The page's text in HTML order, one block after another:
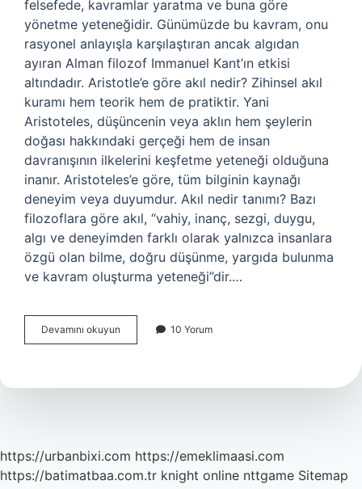
felsefede, kavramlar yaratma ve buna göre
yönetme yeteneğidir. Günümüzde bu kavram, onu
rasyonel anlayışla karşılaştıran ancak algıdan
ayıran Alman filozof Immanuel Kant’ın etkisi
altındadır. Aristotle’e göre akıl nedir? Zihinsel akıl
kuramı hem teorik hem de pratiktir. Yani
Aristoteles, düşüncenin veya aklın hem şeylerin
doğası hakkındaki gerçeği hem de insan
davranışının ilkelerini keşfetme yeteneği olduğuna
inanır. Aristoteles’e göre, tüm bilginin kaynağı
deneyim veya duyumdur. Akıl nedir tanımı? Bazı
filozoflara göre akıl, “vahiy, inanç, sezgi, duygu,
algı ve deneyimden farklı olarak yalnızca insanlara
özgü olan bilme, doğru düşünme, yargıda bulunma
ve kavram oluşturma yeteneği”dir.…
Devamını okuyun Filozoflara
Göre
10 Yorum
https://urbanbixi.com https://emeklimaasi.com
https://batimatbaa.com.tr knight online nttgame Sitemap